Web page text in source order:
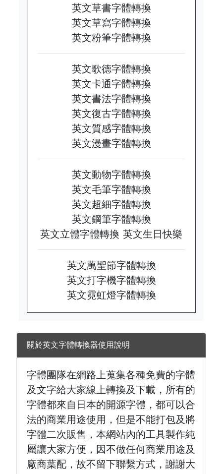
英文草書字體轉換
英文草寫字體轉換
英文粉筆字體轉換
英文歌德字體轉換
英文卡通字體轉換
英文書法字體轉換
英文復古字體轉換
英文質感字體轉換
英文漫畫字體轉換
英文動物字體轉換
英文毛筆字體轉換
英文超細字體轉換
英文鋼筆字體轉換
英文立體字體轉換 英文生日快樂
英文萬聖節字體轉換
英文打字機字體轉換
英文霓虹燈字體轉換
關於英文字體轉換器使用說明
字體團隊在網路上蒐集各種免費的字體
及文字給大家線上轉換及下載，所有的
字體都來自日本的開源字體，都可以合
法的商業用途使用，但是不能打包及將
字體二次販售，本網站內的工具製作純
屬讓大家方便，因不做任何商業用途及
廠商葉配，故不留下聯繫方式，謝謝大